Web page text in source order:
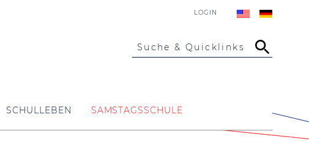
LOGIN
Suche & Quicklinks
SCHULLEBEN SAMSTAGSSCHULE